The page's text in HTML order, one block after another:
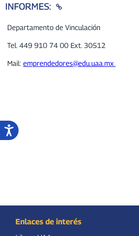
INFORMES:
Departamento de Vinculación
Tel. 449 910 74 00 Ext. 30512
Mail: emprendedores@edu.uaa.mx
Enlaces de interés